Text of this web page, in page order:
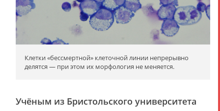
Клетки «бессмертной» клеточной линии непрерывно
делятся — при этом их морфология не меняется.
Учёным из Бристольского университета